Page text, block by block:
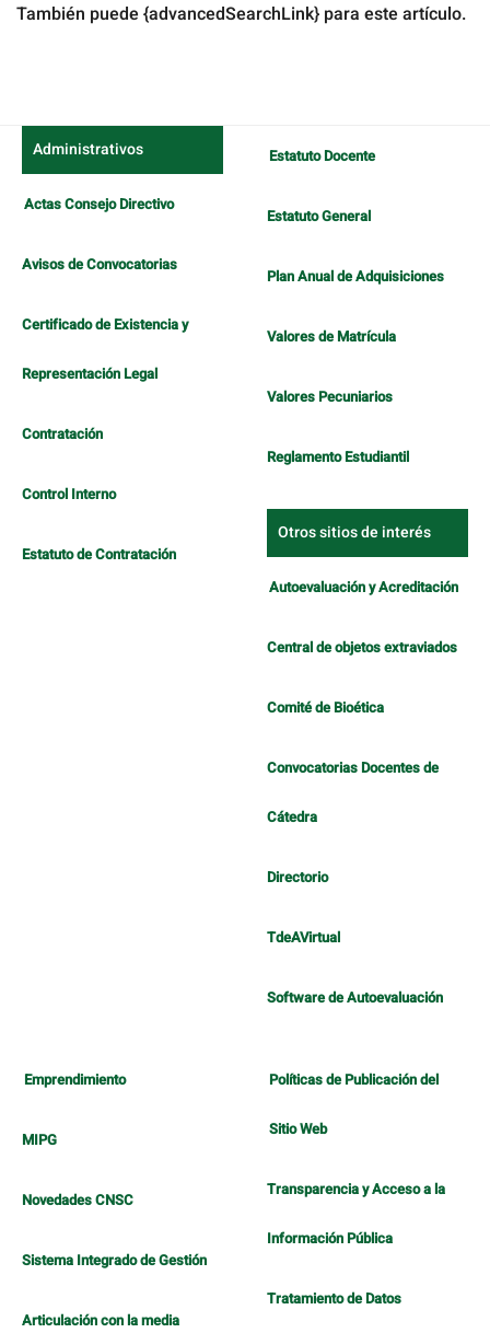
También puede {advancedSearchLink} para este artículo.
Administrativos
Actas Consejo Directivo
Avisos de Convocatorias
Certificado de Existencia y
Representación Legal
Contratación
Control Interno
Estatuto de Contratación
Estatuto Docente
Estatuto General
Plan Anual de Adquisiciones
Valores de Matrícula
Valores Pecuniarios
Reglamento Estudiantil
Otros sitios de interés
Autoevaluación y Acreditación
Central de objetos extraviados
Comité de Bioética
Convocatorias Docentes de
Cátedra
Directorio
TdeAVirtual
Software de Autoevaluación
Emprendimiento
MIPG
Novedades CNSC
Sistema Integrado de Gestión
Articulación con la media
Políticas de Publicación del
Sitio Web
Transparencia y Acceso a la
Información Pública
Tratamiento de Datos